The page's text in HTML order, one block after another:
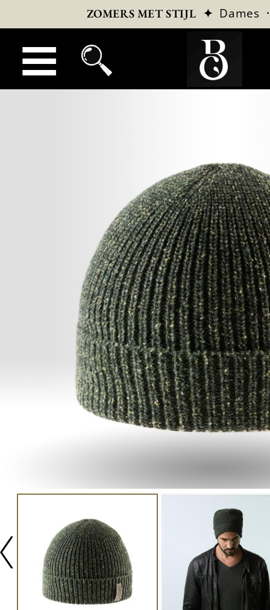
ZOMERS MET STIJL ✦ Dames